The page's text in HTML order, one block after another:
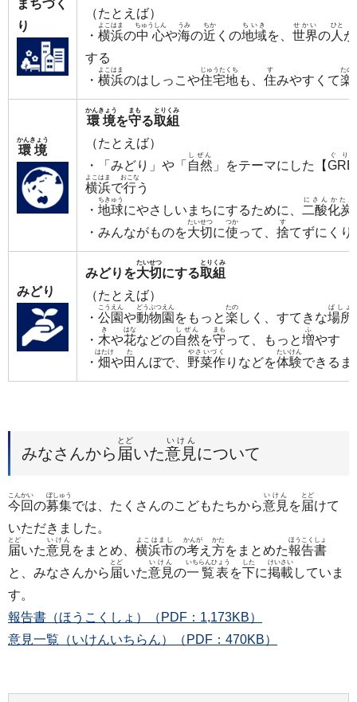
まちづく
り
（たとえば）
・ 横浜
よこはま
の中心
ちゅうしん
や海
うみ
の近
ちか
くの地域
ちいき
を、 世界
せかい
の人
ひと
する
・ 横浜
よこはま
のはしっこや住宅地
じゅうたくち
も、 住
す
みやすくて楽
たの
環境
かんきょう
環境
かんきょう
を守
まも
る取組
とりくみ
（たとえば）
・「みどり」や「 自然
しぜん
」をテーマにした【
ぐり
横浜
よこはま
で行
おこな
う
・ 地球
ちきゅう
にやさしいまちにするために、 二酸化炭
にさんかたん
・みんながものを大切
たいせつ
に使
つか
って、 捨
す
てずにくり
みどり
みどりを大切
たいせつ
にする取組
とりくみ
（たとえば）
・ 公園
こうえん
や動物園
どうぶつえん
をもっと楽
たの
しく、すてきな場所
ばしょ
・ 木
き
や花
はな
などの自然
しぜん
を守
まも
って、もっと増
ふ
やす
・ 畑
はたけ
や田
た
んぼで、 野菜作
やさいづく
りなどを体験
たいけん
できるま
みなさんから 届
とど
いた意見
いけん
について
今回
こんかい
の募集
ぼしゅう
では、たくさんのこどもたちから意見
いけん
を届
とど
けて
いただきました。
届
とど
いた意見
いけん
をまとめ、 横浜市
よこはまし
の考
かんが
え 方
かた
をまとめた報告書
ほうこくしょ
と、みなさんから 届
とど
いた意見
いけん
の一覧表
いちらんひょう
を下
した
に掲載
けいさい
していま
す。
報告書（ほうこくしょ）（PDF：1,173KB）
意見一覧（いけんいちらん）（PDF：470KB）